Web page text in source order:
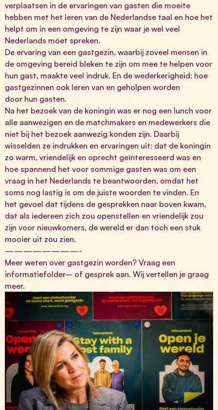
verplaatsen in de ervaringen van gasten die moeite
hebben met het leren van de Nederlandse taal en hoe het
helpt om in een omgeving te zijn waar je wel veel
Nederlands móet spreken.
De ervaring van een gastgezin, waarbij zoveel mensen in
de omgeving bereid bleken te zijn om mee te helpen voor
hun gast, maakte veel indruk. En de wederkerigheid: hoe
gastgezinnen ook leren van en geholpen worden
door hun gasten.
Na het bezoek van de koningin was er nog een lunch voor
alle aanwezigen en de matchmakers en medewerkers die
niet bij het bezoek aanwezig konden zijn. Daarbij
wisselden ze indrukken en ervaringen uit: dat de koningin
zo warm, vriendelijk en oprecht geïnteresseerd was en
hoe spannend het voor sommige gasten was om een
vraag in het Nederlands te beantwoorden, omdat het
soms nog lastig is om de juiste woorden te vinden. En
het gevoel dat tijdens de gesprekken naar boven kwam,
dat als iedereen zich zou openstellen en vriendelijk zou
zijn voor nieuwkomers, de wereld er dan toch een stuk
mooier uit zou zien.
————————-
Meer weten over gastgezin worden? Vraag een
informatiefolder– of gesprek aan. Wij vertellen je graag
meer.